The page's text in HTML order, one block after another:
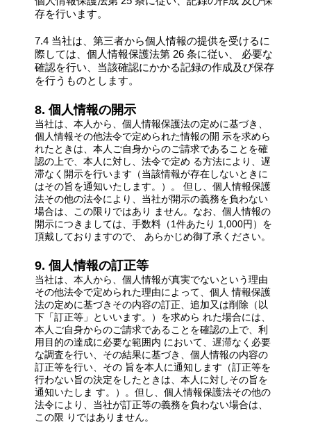
存を行います。
7.4 当社は、第三者から個人情報の提供を受けるに
際しては、個人情報保護法第 26 条に従い、 必要な
確認を行い、当該確認にかかる記録の作成及び保存
を行うものとします。
8. 個人情報の開示
当社は、本人から、個人情報保護法の定めに基づき、
個人情報その他法令で定められた情報の開 示を求めら
れたときは、本人ご自身からのご請求であることを確
認の上で、本人に対し、法令で定め る方法により、遅
滞なく開示を行います（当該情報が存在しないときに
はその旨を通知いたします。）。 但し、個人情報保護
法その他の法令により、当社が開示の義務を負わない
場合は、この限りではあり ません。なお、個人情報の
開示につきましては、手数料（1件あたり 1,000円）を
頂戴しておりますので、 あらかじめ御了承ください。
9. 個人情報の訂正等
当社は、本人から、個人情報が真実でないという理由
その他法令で定められた理由によって、個人 情報保護
法の定めに基づきその内容の訂正、追加又は削除（以
下「訂正等」といいます。）を求めら れた場合には、
本人ご自身からのご請求であることを確認の上で、利
用目的の達成に必要な範囲内 において、遅滞なく必要
な調査を行い、その結果に基づき、個人情報の内容の
訂正等を行い、その 旨を本人に通知します（訂正等を
行わない旨の決定をしたときは、本人に対しその旨を
通知いたしま す。）。但し、個人情報保護法その他の
法令により、当社が訂正等の義務を負わない場合は、
この限 りではありません。